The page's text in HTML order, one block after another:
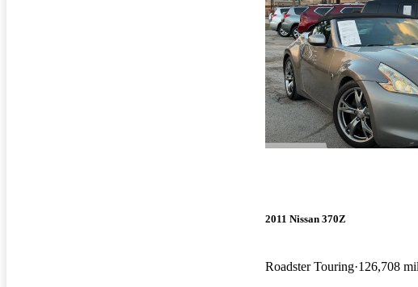
2011 Nissan 370Z
Roadster Touring 126,708